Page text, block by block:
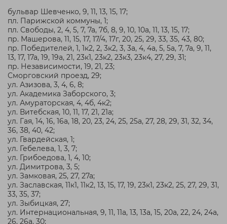
бульвар Шевченко, 9, 11, 13, 15, 17;
пл. Парижской коммуны, 1;
пл. Свободы, 2, 4, 5, 7, 7а, 7б, 8, 9, 10, 10а, 11, 13, 15, 17;
пр. Машерова, 11, 15, 17, 17/4, 17г, 20, 25, 29, 33, 35, 43, 80;
пр. Победителей, 1, 1к2, 2, 3к2, 3, 3а, 4, 4а, 5, 5а, 7, 7а, 9, 11,
13, 17, 17а, 19, 19а, 21, 23к1, 23к2, 23к3, 23к4, 27, 29, 31;
пр. Независимости, 19, 21, 23;
Сморговский проезд, 29;
ул. Азизова, 3, 4, 6, 8;
ул. Академика Заборского, 3;
ул. Амураторская, 4, 4б, 4к2;
ул. Витебская, 10, 11, 17, 21, 21а;
ул. Гая, 14, 16, 16а, 18, 20, 23, 24, 25, 25а, 27, 28, 29, 31, 32, 34,
36, 38, 40, 42;
ул. Гвардейская, 1;
ул. Гебелева, 1, 3, 7;
ул. Грибоедова, 1, 4, 10;
ул. Димитрова, 3, 5;
ул. Замковая, 25, 27, 27а;
ул. Заславская, 11к1, 11к2, 13, 15, 17, 19, 23к1, 23к2, 25, 27, 29, 31,
33, 35, 37;
ул. Зыбицкая, 27;
ул. Интернациональная, 9, 11, 11а, 13, 13а, 15, 20а, 22, 24, 24а,
26, 26а, 30;